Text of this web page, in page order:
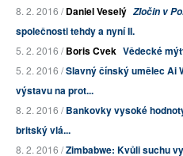
8. 2. 2016 /Daniel Veselý Zločin v
společnosti tehdy a nyní II.
5. 2. 2016 /Boris Cvek Vědecké
5. 2. 2016 /Slavný čínský umělec Ai
výstavu na prot...
8. 2. 2016 /Bankovky vysoké
britský vlá...
8. 2. 2016 /Zimbabwe: Kvůli suchu